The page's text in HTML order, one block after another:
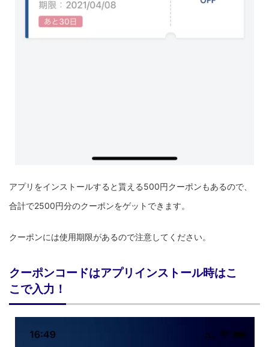
アプリをインストールすると貰える500円クーポンもあるので、
合計で2500円分のクーポンをゲットできます。
クーポンには使用期限があるので注意してください。
クーポンコードはアプリインストール時はこ
こで入力！